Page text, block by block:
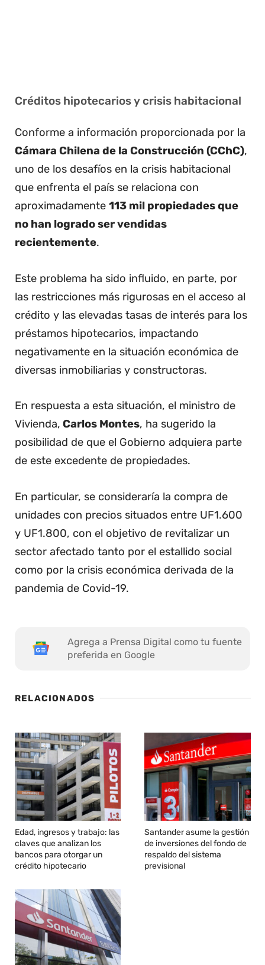
Créditos hipotecarios y crisis habitacional
Conforme a información proporcionada por la
Cámara Chilena de la Construcción (CChC),
uno de los desafíos en la crisis habitacional
que enfrenta el país se relaciona con
aproximadamente 113 mil propiedades que
no han logrado ser vendidas
recientemente.
Este problema ha sido influido, en parte, por
las restricciones más rigurosas en el acceso al
crédito y las elevadas tasas de interés para los
préstamos hipotecarios, impactando
negativamente en la situación económica de
diversas inmobiliarias y constructoras.
En respuesta a esta situación, el ministro de
Vivienda, Carlos Montes, ha sugerido la
posibilidad de que el Gobierno adquiera parte
de este excedente de propiedades.
En particular, se consideraría la compra de
unidades con precios situados entre UF1.600
y UF1.800, con el objetivo de revitalizar un
sector afectado tanto por el estallido social
como por la crisis económica derivada de la
pandemia de Covid-19.
Agrega a Prensa Digital como tu fuente
preferida en Google
RELACIONADOS
Edad, ingresos y trabajo: las
claves que analizan los
bancos para otorgar un
crédito hipotecario
Santander asume la gestión
de inversiones del fondo de
respaldo del sistema
previsional